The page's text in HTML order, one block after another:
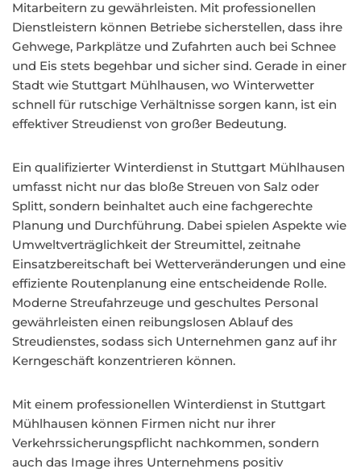
Mitarbeitern zu gewährleisten. Mit professionellen
Dienstleistern können Betriebe sicherstellen, dass ihre
Gehwege, Parkplätze und Zufahrten auch bei Schnee
und Eis stets begehbar und sicher sind. Gerade in einer
Stadt wie Stuttgart Mühlhausen, wo Winterwetter
schnell für rutschige Verhältnisse sorgen kann, ist ein
effektiver Streudienst von großer Bedeutung.
Ein qualifizierter Winterdienst in Stuttgart Mühlhausen
umfasst nicht nur das bloße Streuen von Salz oder
Splitt, sondern beinhaltet auch eine fachgerechte
Planung und Durchführung. Dabei spielen Aspekte wie
Umweltverträglichkeit der Streumittel, zeitnahe
Einsatzbereitschaft bei Wetterveränderungen und eine
effiziente Routenplanung eine entscheidende Rolle.
Moderne Streufahrzeuge und geschultes Personal
gewährleisten einen reibungslosen Ablauf des
Streudienstes, sodass sich Unternehmen ganz auf ihr
Kerngeschäft konzentrieren können.
Mit einem professionellen Winterdienst in Stuttgart
Mühlhausen können Firmen nicht nur ihrer
Verkehrssicherungspflicht nachkommen, sondern
auch das Image ihres Unternehmens positiv